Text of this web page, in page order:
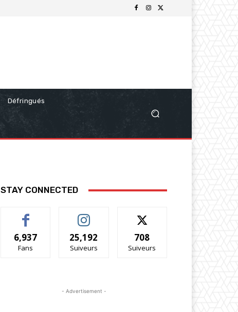
Défringués
STAY CONNECTED
6,937
Fans
25,192
Suiveurs
708
Suiveurs
- Advertisement -